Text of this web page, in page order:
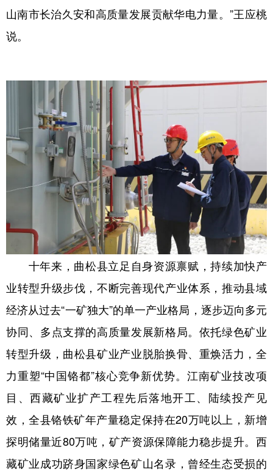
山南市长治久安和高质量发展贡献华电力量。”王应桃
说。
十年来，曲松县立足自身资源禀赋，持续加快产
业转型升级步伐，不断完善现代产业体系，推动县域
经济从过去“一矿独大”的单一产业格局，逐步迈向多元
协同、多点支撑的高质量发展新格局。依托绿色矿业
转型升级，曲松县矿业产业脱胎换骨、重焕活力，全
力重塑“中国铬都”核心竞争新优势。江南矿业技改项
目、西藏矿业扩产工程先后落地开工、陆续投产见
效，全县铬铁矿年产量稳定保持在20万吨以上，新增
探明储量近80万吨，矿产资源保障能力稳步提升。西
藏矿业成功跻身国家绿色矿山名录，曾经生态受损的